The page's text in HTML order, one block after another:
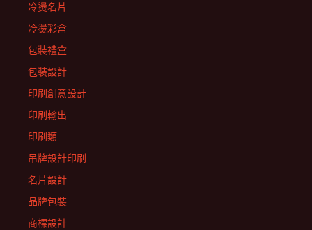
冷燙名片
冷燙彩盒
包裝禮盒
包裝設計
印刷創意設計
印刷輸出
印刷類
吊牌設計印刷
名片設計
品牌包裝
商標設計